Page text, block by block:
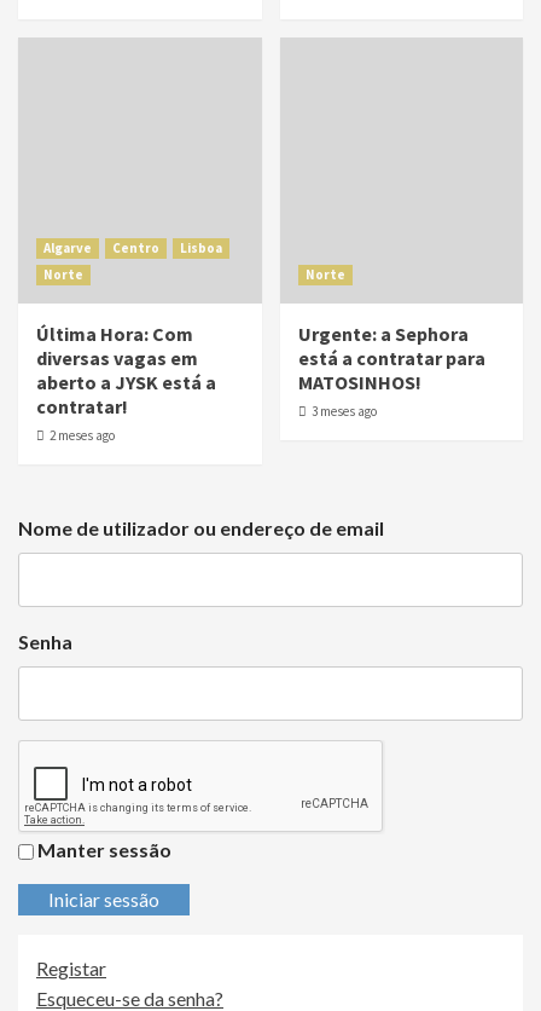
Algarve Centro
Lisboa
Norte
Última Hora: Com
diversas vagas em
aberto a JYSK está a
contratar!
2 meses ago
Norte
Urgente: a Sephora
está a contratar para
MATOSINHOS!
3 meses ago
Nome de utilizador ou endereço de email
Senha
Manter sessão
Iniciar sessão
Registar
Esqueceu-se da senha?